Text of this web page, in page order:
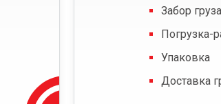
Забор
Погрузка-
Упаковка
Доставка